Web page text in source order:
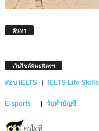
ค้นหา
เว็บไซต์พันธมิตรฯ
สอบ IELTS IELTS Life Skills
E-sports รับทำบัญชี